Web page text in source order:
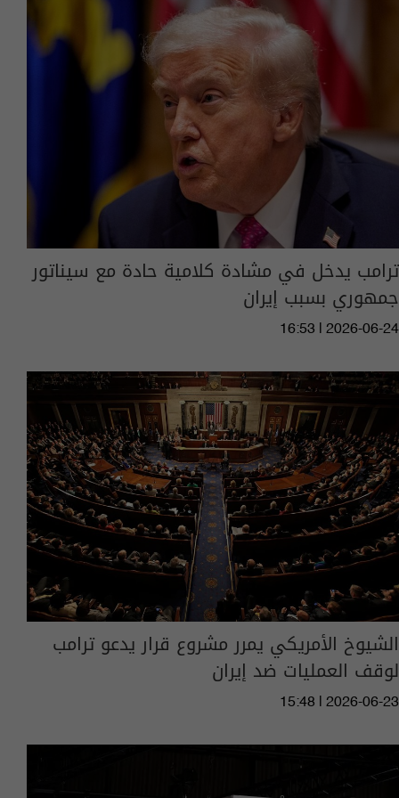
ترامب يدخل في مشادة كلامية حادة مع سيناتور
جمهوري بسبب إيران
16:53 | 2026-06-24
الشيوخ الأمريكي يمرر مشروع قرار يدعو ترامب
لوقف العمليات ضد إيران
15:48 | 2026-06-23